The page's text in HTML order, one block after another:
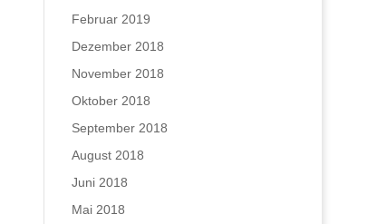
Februar 2019
Dezember 2018
November 2018
Oktober 2018
September 2018
August 2018
Juni 2018
Mai 2018